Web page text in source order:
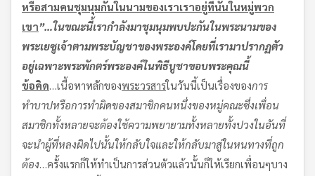
หรือสามคนชุมนุมกันในนามของเราเราอยู่ที่นั่นในหมู่พวก
เขา”…ในขณะนี้เรากำลังมาชุมนุมพบปะกันในพระนามของ
พระเยซูเจ้าตามพระบัญชาของพระองค์โดยที่เรามาปรากฏตัว
อยู่เฉพาะพระพักตร์พระองค์ในพิธีบูชาขอบพระคุณนี้
ข้อคิด…เนื้อหาหลักของพระวรสารในวันนี้เป็นเรื่องของการ
ทำบาปหรือการทำผิดของสมาชิกคนหนึ่งของหมู่คณะซึ่งเพื่อน
สมาชิกทั้งหลายจะต้องใช้ความพยายามทั้งหลายทั้งปวงในอันที่
จะนำผู้ที่หลงผิดไปนั้นให้กลับใจและให้กลับมาสู่ในหนทางที่ถูก
ต้อง…ครั้งแรกก็ให้ทำเป็นการส่วนตัวแล้วนั้นก็ให้เรียกเพื่อนๆบาง